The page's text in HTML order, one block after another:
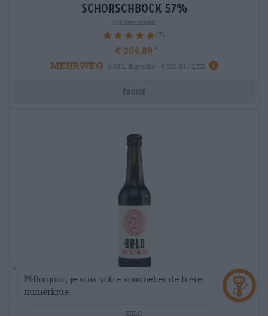
schorschbock 57%
Schorschbräu
100% (7)
€ 304,89
MEHRWEG
0,33 L Bouteille - € 923,91 / LTR
Épuisé
Porter et Stout | Bière brune et noire
BRLO